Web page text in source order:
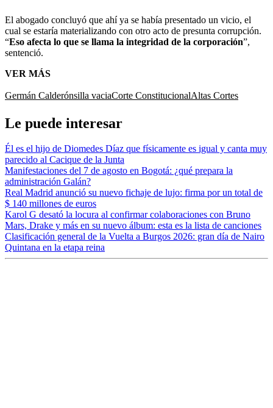
El abogado concluyó que ahí ya se había presentado un vicio, el
cual se estaría materializando con otro acto de presunta corrupción.
“Eso afecta lo que se llama la integridad de la corporación”,
sentenció.
VER MÁS
Germán Calderónsilla vaciaCorte ConstitucionalAltas Cortes
Le puede interesar
Él es el hijo de Diomedes Díaz que físicamente es igual y canta muy
parecido al Cacique de la Junta
Manifestaciones del 7 de agosto en Bogotá: ¿qué prepara la
administración Galán?
Real Madrid anunció su nuevo fichaje de lujo: firma por un total de
$ 140 millones de euros
Karol G desató la locura al confirmar colaboraciones con Bruno
Mars, Drake y más en su nuevo álbum: esta es la lista de canciones
Clasificación general de la Vuelta a Burgos 2026: gran día de Nairo
Quintana en la etapa reina